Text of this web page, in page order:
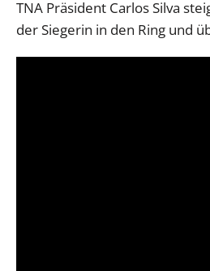
TNA Präsident Carlos Silva
der Siegerin in den Ring und